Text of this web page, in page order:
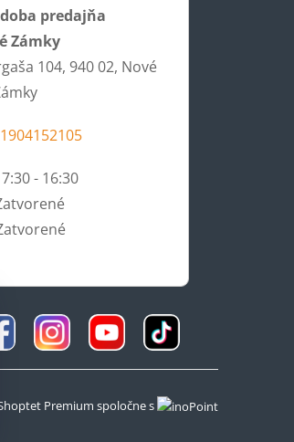
predajňa
Zámky
104, 940 02, Nové
- 16:30
Premium spoločne s